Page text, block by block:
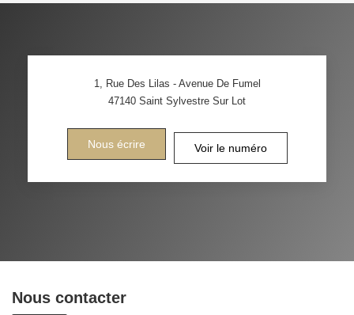
1, Rue Des Lilas - Avenue De Fumel
47140 Saint Sylvestre Sur Lot
Nous écrire Voir le numéro
Nous contacter